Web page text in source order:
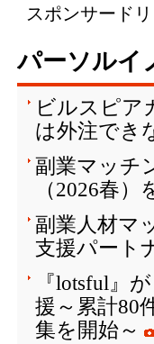
スポンサード
パーソルイ
ビルスピア
は外注でき
副業マッチ
（2026春）
副業人材マ
支援パート
『lotsful』
援～累計80
集を開始～